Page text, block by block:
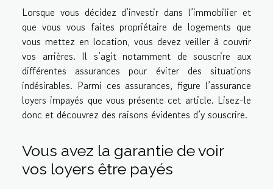
Lorsque vous décidez d’investir dans l’immobilier et
que vous vous faites propriétaire de logements que
vous mettez en location, vous devez veiller à couvrir
vos arrières. Il s’agit notamment de souscrire aux
différentes assurances pour éviter des situations
indésirables. Parmi ces assurances, figure l’assurance
loyers impayés que vous présente cet article. Lisez-le
donc et découvrez des raisons évidentes d’y souscrire.
Vous avez la garantie de voir
vos loyers être payés